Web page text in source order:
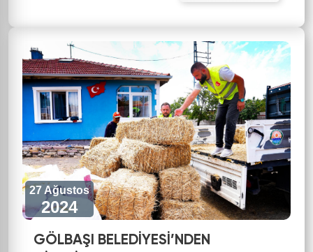
27 Ağustos
2024
GÖLBAŞI BELEDİYESİ’NDEN